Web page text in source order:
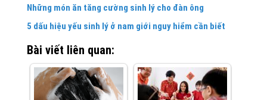
Những món ăn tăng cường sinh lý cho đàn ông
5 dấu hiệu yếu sinh lý ở nam giới nguy hiểm cần biết
Bài viết liên quan: